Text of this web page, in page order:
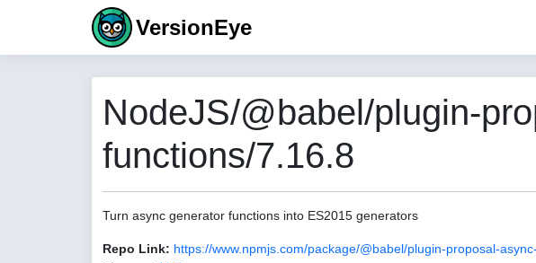
VersionEye
NodeJS/@babel/plugin-
functions/7.16.8
Turn async generator functions into ES2015 generators
Repo Link: https://www.npmjs.com/package/@babel/plugin-proposal-